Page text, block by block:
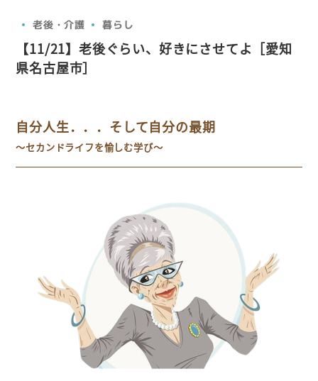
老後・介護 暮らし
【11/21】老後ぐらい、好きにさせてよ［愛知
県名古屋市］
自分人生．．．そして自分の最期
～セカンドライフを愉しむ学び～